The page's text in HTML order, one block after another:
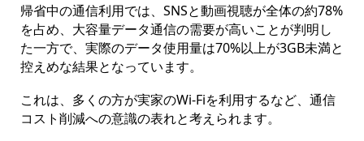
帰省中の通信利用では、SNSと動画視聴が全体の約78%
を占め、大容量データ通信の需要が高いことが判明し
た一方で、実際のデータ使用量は70%以上が3GB未満と
控えめな結果となっています。
これは、多くの方が実家のWi-Fiを利用するなど、通信
コスト削減への意識の表れと考えられます。